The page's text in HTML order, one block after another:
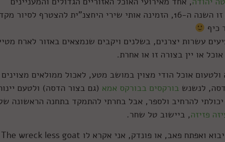
שקורים בארצנו. לקראת הפסטיבל, שמתקיים זו השנה ה-16, הזמינה אותי שירי היחצנ"ית להצטרף לסיור
כיף
האירועים, שיימשכו עד ה-11/6, מציעים עשרות יצרנים, בשלנים ויקבים שנמצאים באזור לארח
או יין בצורה זו או אחרת.
ולטעום אוכל הודי מצוין במושב מטע, לאכול ממולאים מצוינים
לנשנש בורקסים בבורקס אמא (גם בצור הדסה) ולטעם
להרחיב ולספר, אבל בחרתי להתמקד בתחנה הראשונה
פזיזה, ביישוב טל שחר.